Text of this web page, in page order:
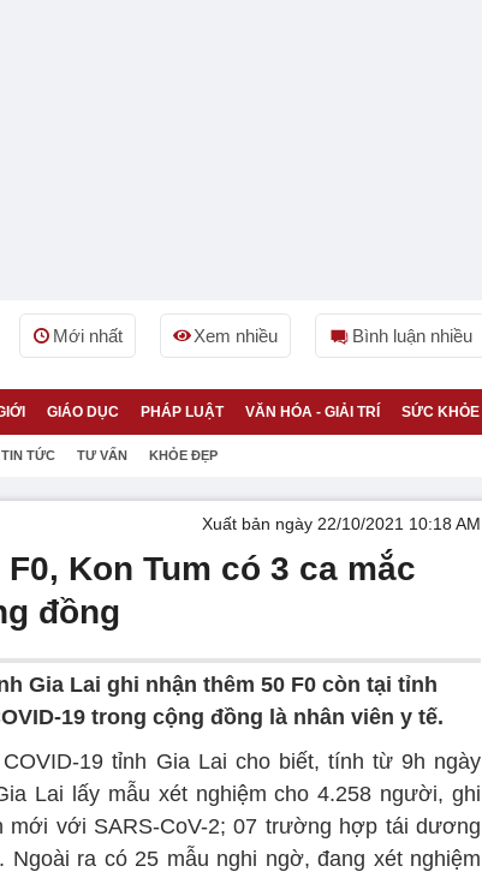
Mới nhất Xem nhiều Bình luận nhiều
GIÁO DỤC PHÁP LUẬT VĂN HÓA - GIẢI TRÍ SỨC KHỎE
TIN TỨC TƯ VẤN KHỎE ĐẸP
Xuất bản ngày 22/10/2021 10:18 AM
Kon Tum có 3 ca mắc
đồng
Gia Lai ghi nhận thêm 50 F0 còn tại tỉnh
19 trong cộng đồng là nhân viên y tế.
19 tỉnh Gia Lai cho biết, tính từ 9h ngày
Lai lấy mẫu xét nghiệm cho 4.258 người, ghi
với SARS-CoV-2; 07 trường hợp tái dương
ra có 25 mẫu nghi ngờ, đang xét nghiệm